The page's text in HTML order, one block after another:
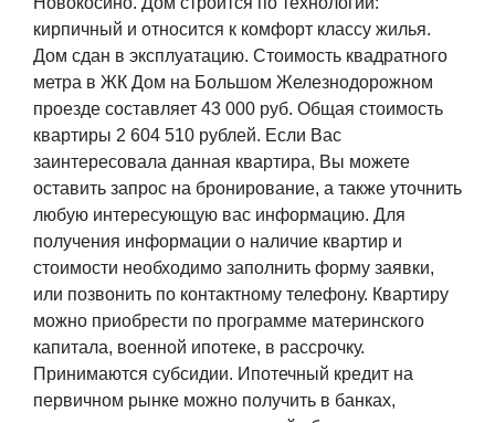
кирпичный и относится к комфорт классу жилья.
Дом сдан в эксплуатацию. Стоимость квадратного
метра в ЖК Дом на Большом Железнодорожном
проезде составляет 43 000 руб. Общая стоимость
квартиры 2 604 510 рублей. Если Вас
заинтересовала данная квартира, Вы можете
оставить запрос на бронирование, а также уточнить
любую интересующую вас информацию. Для
получения информации о наличие квартир и
стоимости необходимо заполнить форму заявки,
или позвонить по контактному телефону. Квартиру
можно приобрести по программе материнского
капитала, военной ипотеке, в рассрочку.
Принимаются субсидии. Ипотечный кредит на
первичном рынке можно получить в банках,